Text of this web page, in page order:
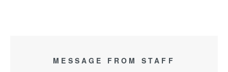
MESSAGE FROM STAFF